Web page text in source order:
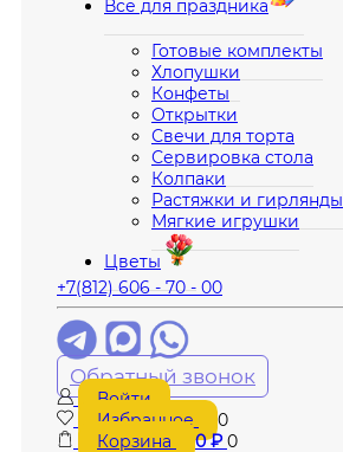
Все для праздника
Готовые комплекты
Хлопушки
Конфеты
Открытки
Свечи для торта
Сервировка стола
Колпаки
Растяжки и гирлянды
Мягкие игрушки
Цветы
+7(812) 606 - 70 - 00
Обратный звонок
Войти
Избранное
0
Корзина
0₽ 0